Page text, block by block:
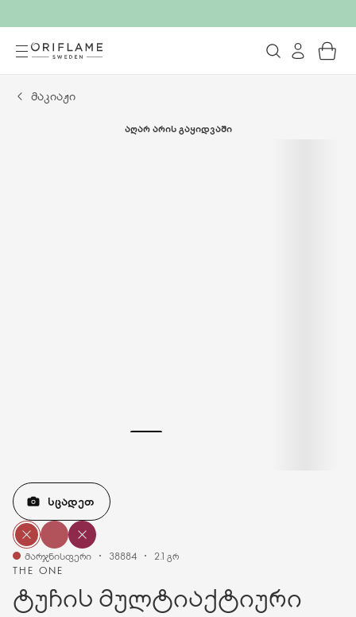
მაკიაჟი
ᲐᲦᲐᲠ ᲐᲠᲘᲡ ᲒᲐᲧᲘᲓᲕᲐᲨᲘ
THE ONE
ტუჩის მულტიაქტიური
ᲡᲪᲐᲓᲔᲗ
მარჯნისფერი 38884 2.1 გრ